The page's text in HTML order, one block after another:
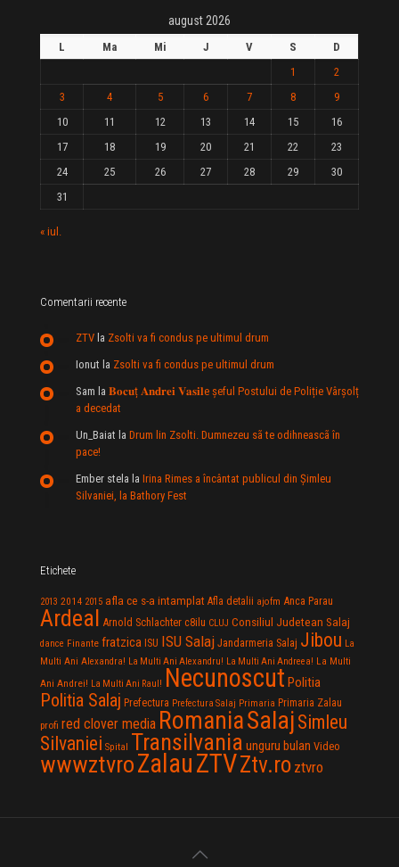
august 2026
L Ma Mi J V S
D
1
2
3
4 5 6 7 8
9
10
11 12 13 14 15
16
17
18 19 20 21 22
23
24
25 26 27 28 29
30
31
« iul.
Comentarii recente
ZTV la Zsolti va fi condus pe ultimul drum
Ionut la Zsolti va fi condus pe ultimul drum
Sam la 𝐁𝐨𝐜𝐮ț 𝐀𝐧𝐝𝐫𝐞𝐢 𝐕𝐚𝐬𝐢𝐥e şeful Postului de Poliție Vârșolț
a decedat
Un_Baiat la Drum lin Zsolti. Dumnezeu sã te odihneascã în
pace!
Ember stela la Irina Rimes a încântat publicul din Şimleu
Silvaniei, la Bathory Fest
Etichete
2013 2014 2015 afla ce s-a intamplat Afla detalii ajofm Anca Parau
Ardeal Arnold Schlachter c8ilu CLUJ Consiliul Judetean Salaj
dance Finante fratzica ISU ISU Salaj Jandarmeria Salaj Jibou La
Multi Ani Alexandra! La Multi Ani Alexandru! La Multi Ani Andreea! La Multi
Ani Andrei! La Multi Ani Raul! Necunoscut Politia
Politia Salaj Prefectura Prefectura Salaj Primaria Primaria Zalau
profi red clover media RomaniaSalaj Simleu
Silvaniei Spital Transilvania unguru bulan Video
wwwztvroZalauZTVZtv.ro ztvro